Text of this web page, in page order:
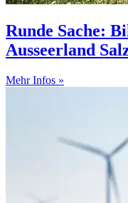
Runde Sache:
Ausseerland
Mehr Infos »